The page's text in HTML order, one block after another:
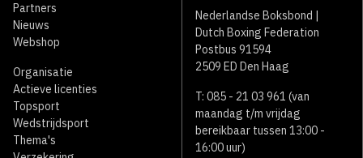
Partners
Nieuws
Webshop
Organisatie
Actieve licenties
Topsport
Wedstrijdsport
Thema's
Nederlandse Boksbond |
Dutch Boxing Federation
Postbus 91594
2509 ED Den Haag
T: 085 - 21 03 961 (van
maandag t/m vrijdag
bereikbaar tussen 13:00 -
16:00 uur)